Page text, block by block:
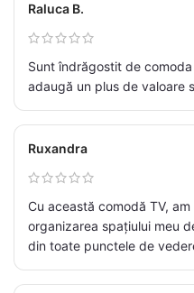
Raluca B.
Sunt îndrăgostit de
adaugă un plus de valoare
Ruxandra
Cu această comodă TV,
organizarea spațiului meu
din toate punctele de